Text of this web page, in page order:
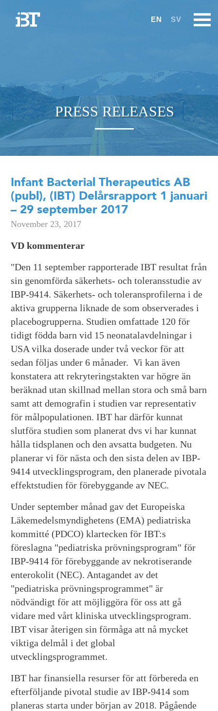
EN SV
PRESS RELEASES
Infant Bacterial Therapeutics AB
(publ), (IBT) Delårsrapport 1 januari
– 29 september 2017
November 23, 2017
VD kommenterar
"Den 11 september rapporterade IBT resultat från
sin genomförda säkerhets- och toleransstudie av
IBP-9414. Säkerhets- och toleransprofilerna i de
aktiva grupperna liknade de som observerades i
placebogrupperna. Studien omfattade 120 för
tidigt födda barn vid 15 neonatalavdelningar i
USA vilka doserade under två veckor för att
sedan följas under 6 månader. Vi kan även
konstatera att rekryteringstakten var högre än
beräknad utan skillnad mellan stora och små barn
samt att demografin i studien var representativ
för målpopulationen. IBT har därför kunnat
slutföra studien som planerat dvs vi har kunnat
hålla tidsplanen och den avsatta budgeten. Nu
planerar vi för nästa och den sista delen av IBP-
9414 utvecklingsprogram, den planerade pivotala
effektstudien för förebyggande av NEC.
Under september månad gav det Europeiska
Läkemedelsmyndighetens (EMA) pediatriska
kommitté (PDCO) klartecken för IBT:s
föreslagna "pediatriska prövningsprogram" för
IBP-9414 för förebyggande av nekrotiserande
enterokolit (NEC). Antagandet av det
"pediatriska prövningsprogrammet" är
nödvändigt för att möjliggöra för oss att gå
vidare med vårt kliniska utvecklingsprogram.
IBT visar återigen sin förmåga att nå mycket
viktiga delmål i det global
utvecklingsprogrammet.
IBT har finansiella resurser för att förbereda en
efterföljande pivotal studie av IBP-9414 som
planeras starta under början av 2018. Pågående